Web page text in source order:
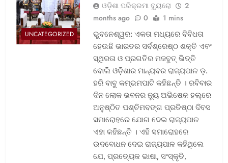
UNCATEGORIZED
ଓଡ଼ିଶା ପରିକ୍ରମା ବ୍ୟୁରୋ
2
months ago
0 1 mins
ଭୁବନେଶ୍ୱର: ଏକତା ମଧ୍ୟରେ ବିବିଧତା
ହେଉଛି ଭାରତର ସର୍ବଶ୍ରେଷ୍ଠ ଶକ୍ତି ଏବଂ
ସ୍ଥିରତା ଓ ପ୍ରଗତିର ମଜବୁତ୍ ଭିତ୍ତି
ବୋଲି ଓଡ଼ିଶାର ମାନ୍ୟବର ରାଜ୍ୟପାଳ ଡ଼.
ହରି ବାବୁ କମ୍ଭମପାଟି କହିଛନ୍ତି । ରବିବାର
ଦିନ ଲୋକ ଭବନର ନ୍ୟୁ ଅଭିଷେକ ହଲ୍‌ରେ
ଅନୁଷ୍ଠିତ ପଶ୍ଚିମବଙ୍ଗ ପ୍ରତିଷ୍ଠା ଦିବସ
ସମାରୋହରେ ଯୋଗ ଦେଇ ରାଜ୍ୟପାଳ
ଏହା କହିଛନ୍ତି । ଏହି ସମାରୋହରେ
ଉଦବୋଧନ ଦେଇ ରାଜ୍ୟପାଳ କହିଥିଲେ
ଯେ, ପ୍ରତ୍ୟେକ ଭାଷା, ସଂସ୍କୃତି,